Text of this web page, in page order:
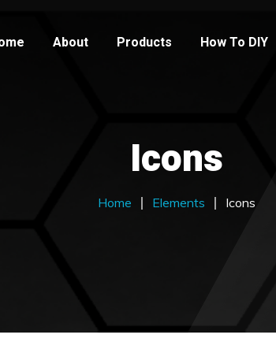
About Products How To DIY
Icons
Home Elements Icons